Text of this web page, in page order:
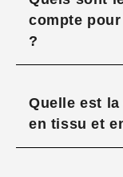
compte
?
Quelle est
en tissu et